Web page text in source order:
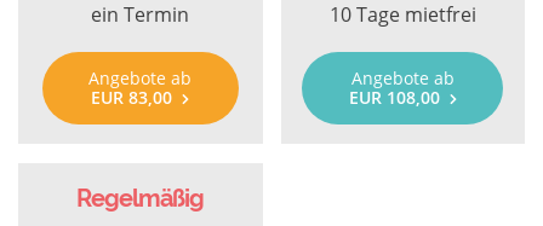
ein Termin
Angebote ab
EUR 83,00
10 Tage mietfrei
Angebote ab
EUR 108,00
Regelmäßig